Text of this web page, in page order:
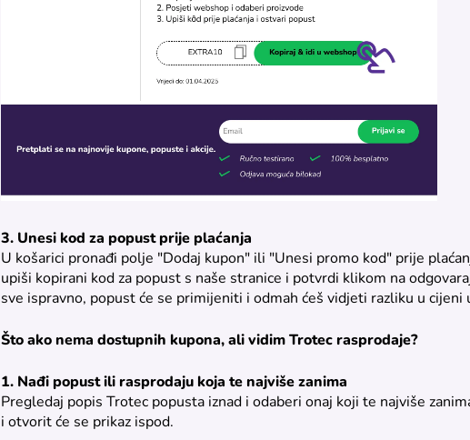
3. Unesi kod za popust prije plaćanja
U košarici pronađi polje "Dodaj kupon" ili "Unesi promo kod" prije
upiši kopirani kod za popust s naše stranice i potvrdi klikom na
sve ispravno, popust će se primijeniti i odmah ćeš vidjeti razliku u cijeni
Što ako nema dostupnih kupona, ali vidim Trotec rasprodaje?
1. Nađi popust ili rasprodaju koja te najviše zanima
Pregledaj popis Trotec popusta iznad i odaberi onaj koji te najviše
i otvorit će se prikaz ispod.